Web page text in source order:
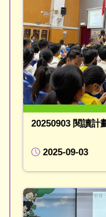
20250903 閱讀計
2025-09-03